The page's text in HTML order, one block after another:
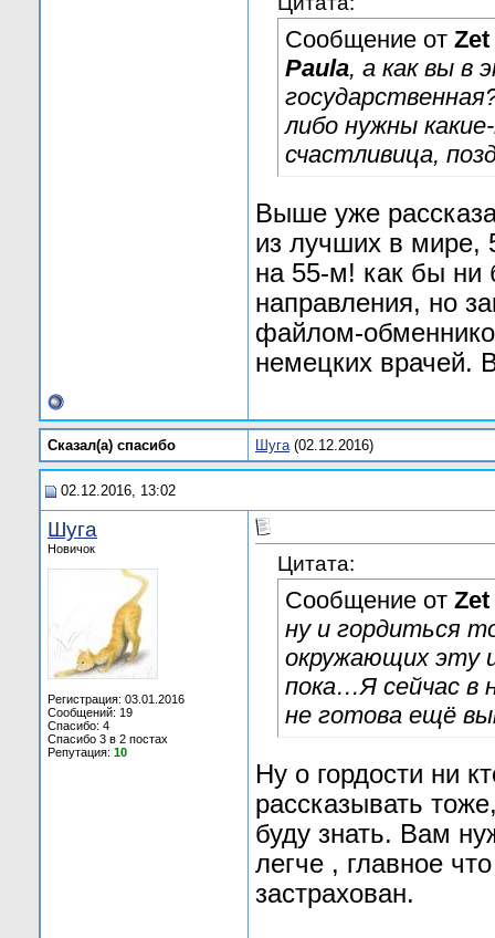
Сообщение от Zet
Paula, а как вы в
либо нужны
счастливица,
Выше уже
из лучших в мире,
на 55-м! как бы ни
направления, но
файлом-
немецких врачей.
Сказал(а) cпасибо Шуга(02.12.2016)
02.12.2016, 13:02
Шуга
Новичок
Регистрация: 03.01.2016
Сообщений: 19
Спасибо: 4
Спасибо 3 в 2 постах
Репутация: 10
Цитата:
Сообщение от Zet
ну и гордиться
окружающих эту
пока…Я сейчас в
не готова ещё
Ну о гордости ни
рассказывать
буду знать. Вам
легче , главное
застрахован.